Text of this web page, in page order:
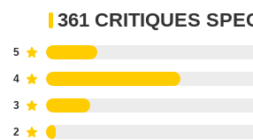
361 CRITIQUES
5
4
3
2